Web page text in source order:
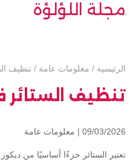
مجلة اللؤلؤة
الرئيسية / معلومات عامة / تنظيف
تنظيف الستائر
09/03/2026 | معلومات عامة
تعتبر الستائر جزءًا أساسيًا من